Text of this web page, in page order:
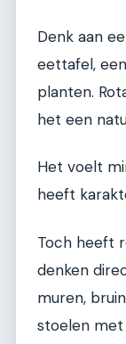
Denk aan
eettafel,
planten.
het een
Het voelt
heeft
Toch heeft
denken
muren,
stoelen met